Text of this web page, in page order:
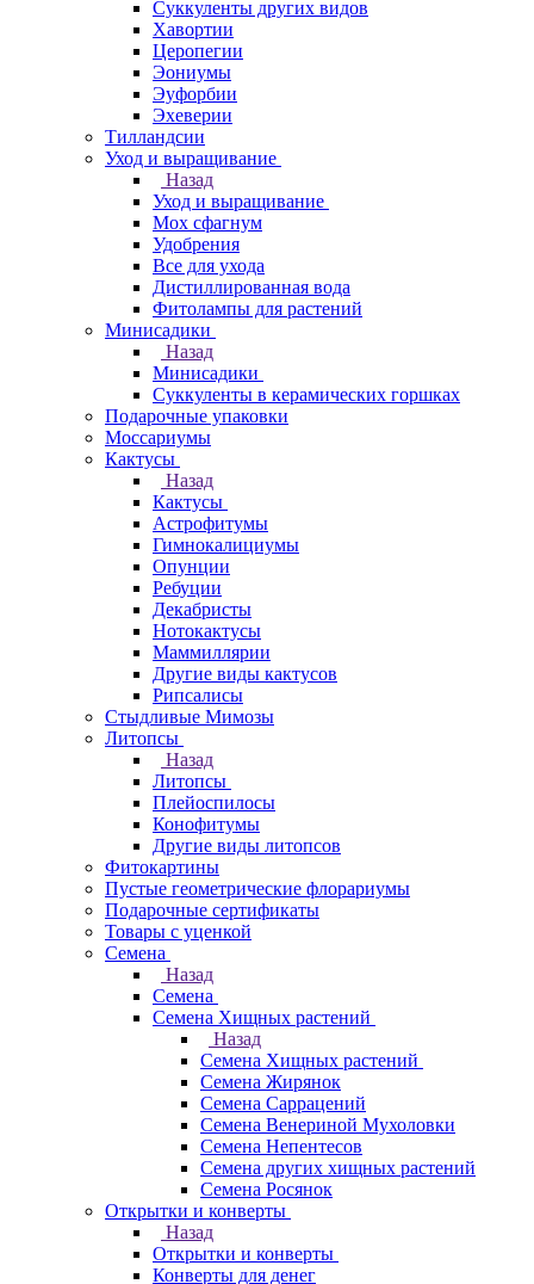
Суккуленты других видов
Хавортии
Церопегии
Эониумы
Эуфорбии
Эхеверии
Тилландсии
Уход и выращивание
Назад
Уход и выращивание
Мох сфагнум
Удобрения
Все для ухода
Дистиллированная вода
Фитолампы для растений
Минисадики
Назад
Минисадики
Суккуленты в керамических горшках
Подарочные упаковки
Моссариумы
Кактусы
Назад
Кактусы
Астрофитумы
Гимнокалициумы
Опунции
Ребуции
Декабристы
Нотокактусы
Маммиллярии
Другие виды кактусов
Рипсалисы
Стыдливые Мимозы
Литопсы
Назад
Литопсы
Плейоспилосы
Конофитумы
Другие виды литопсов
Фитокартины
Пустые геометрические флорариумы
Подарочные сертификаты
Товары с уценкой
Семена
Назад
Семена
Семена Хищных растений
Назад
Семена Хищных растений
Семена Жирянок
Семена Саррацений
Семена Венериной Мухоловки
Семена Непентесов
Семена других хищных растений
Семена Росянок
Открытки и конверты
Назад
Открытки и конверты
Конверты для денег